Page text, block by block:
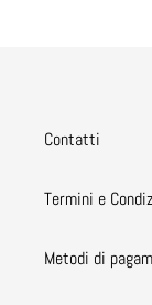
Contatti
Termini e
Metodi di